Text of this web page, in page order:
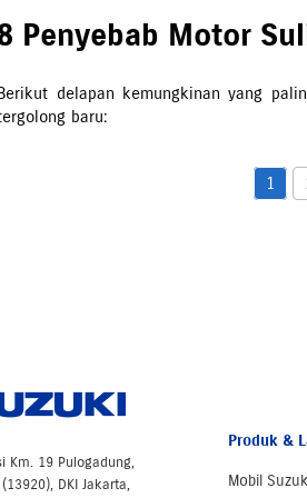
Penyebab Motor
delapan kemungkinan yang
baru:
1
Km. 19 Pulogadung,
DKI Jakarta,
Produk &
Mobil